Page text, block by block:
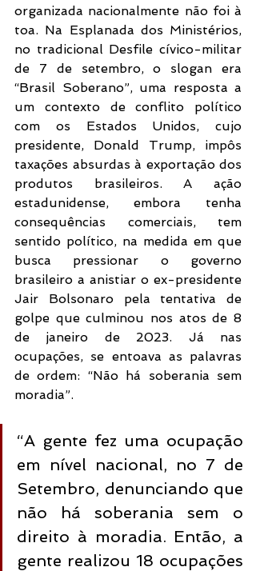
organizada nacionalmente não foi à
toa. Na Esplanada dos Ministérios,
no tradicional Desfile cívico-militar
de 7 de setembro, o slogan era
“Brasil Soberano”, uma resposta a
um contexto de conflito político
com os Estados Unidos, cujo
presidente, Donald Trump, impôs
taxações absurdas à exportação dos
produtos brasileiros. A ação
estadunidense, embora tenha
consequências comerciais, tem
sentido político, na medida em que
busca pressionar o governo
brasileiro a anistiar o ex-presidente
Jair Bolsonaro pela tentativa de
golpe que culminou nos atos de 8
de janeiro de 2023. Já nas
ocupações, se entoava as palavras
de ordem: “Não há soberania sem
moradia”.
“A gente fez uma ocupação
em nível nacional, no 7 de
Setembro, denunciando que
não há soberania sem o
direito à moradia. Então, a
gente realizou 18 ocupações